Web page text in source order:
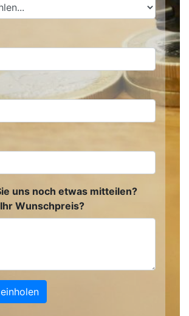
uns noch etwas mitteilen?
Wunschpreis?